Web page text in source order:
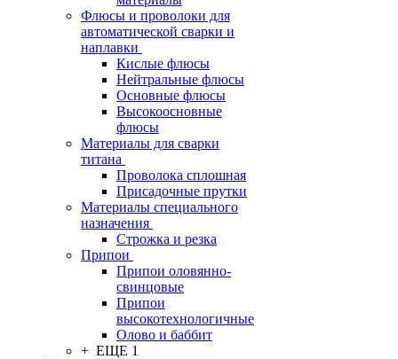
Флюсы и проволоки для
автоматической сварки и
наплавки
Кислые флюсы
Нейтральные флюсы
Основные флюсы
Высокоосновные
флюсы
Материалы для сварки
титана
Проволока сплошная
Присадочные прутки
Материалы специального
назначения
Строжка и резка
Припои
Припои оловянно-
свинцовые
Припои
высокотехнологичные
Олово и баббит
+ ЕЩЕ 1